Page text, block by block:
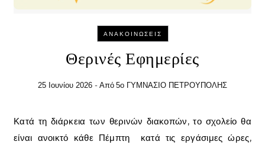
ΑΝΑΚΟΙΝΏΣΕΙΣ
Θερινές Εφημερίες
25 Ιουνίου 2026 - Από 5ο ΓΥΜΝΑΣΙΟ ΠΕΤΡΟΥΠΟΛΗΣ
Κατά τη διάρκεια των θερινών διακοπών, το σχολείο θα
είναι ανοικτό κάθε Πέμπτη κατά τις εργάσιμες ώρες,